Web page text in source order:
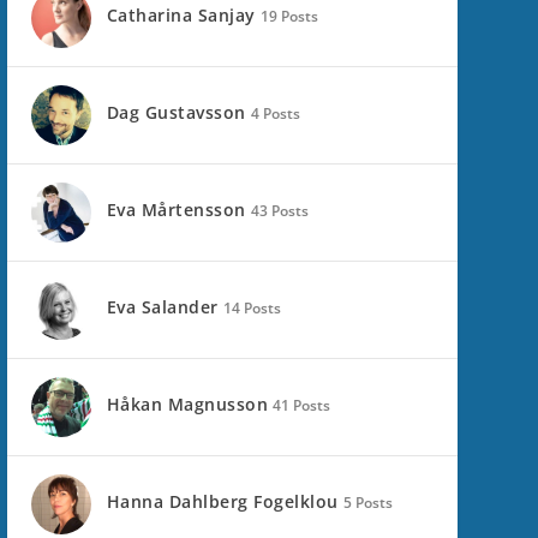
Catharina Sanjay 19 Posts
Dag Gustavsson 4 Posts
Eva Mårtensson 43 Posts
Eva Salander 14 Posts
Håkan Magnusson 41 Posts
Hanna Dahlberg Fogelklou 5 Posts